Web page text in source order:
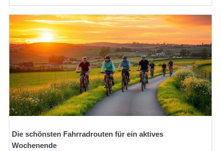
Die schönsten Fahrradrouten für ein aktives
Wochenende